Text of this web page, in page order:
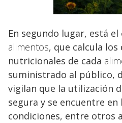
En segundo lugar, está
alimentos, que calcula
nutricionales de cada
suministrado al público,
vigilan que la utilización
segura y se encuentre en
condiciones, entre otros